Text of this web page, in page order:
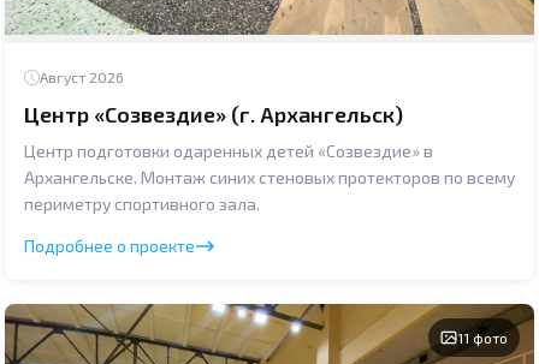
Август 2026
Центр «Созвездие» (г. Архангельск)
Центр подготовки одаренных детей «Созвездие» в
Архангельске. Монтаж синих стеновых протекторов по всему
периметру спортивного зала.
Подробнее о проекте
11 фото